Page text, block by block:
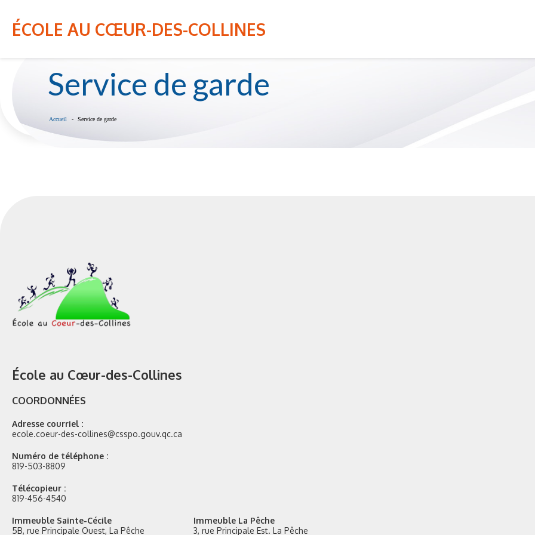
ÉCOLE AU CŒUR-DES-COLLINES
NOTRE ÉCOLE INFO-PARENTS
Service de garde
Accueil Service de garde
École au Cœur-des-Collines
COORDONNÉES
Adresse courriel :
ecole.coeur-des-collines@csspo.gouv.qc.ca
Numéro de téléphone :
819-503-8809
Télécopieur :
819-456-4540
Immeuble Sainte-Cécile
5B, rue Principale Ouest, La Pêche
Immeuble La Pêche
3, rue Principale Est. La Pêche